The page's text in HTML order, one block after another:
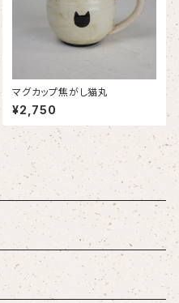
マグカップ焦がし猫丸
¥2,750